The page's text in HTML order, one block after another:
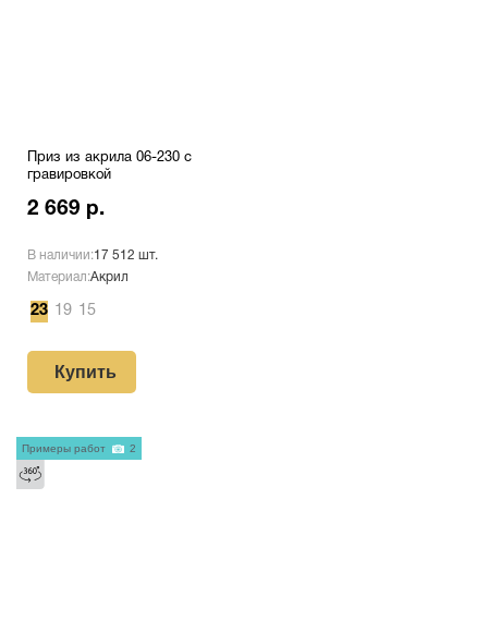
Приз из акрила 06-230 с
гравировкой
2 669 р.
В наличии:17 512 шт.
Материал:Акрил
23 19 15
Купить
Примеры работ 2